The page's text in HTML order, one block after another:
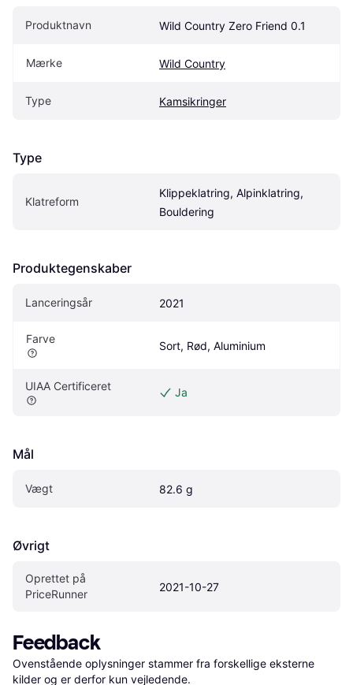
Produktnavn Wild Country Zero Friend 0.1
Mærke Wild Country
Type Kamsikringer
Type
Klatreform
Klippeklatring, Alpinklatring,
Bouldering
Produktegenskaber
Lanceringsår 2021
Farve
Sort, Rød, Aluminium
UIAA Certificeret Ja
Mål
Vægt 82.6 g
Øvrigt
Oprettet på
PriceRunner
2021-10-27
Feedback
Ovenstående oplysninger stammer fra forskellige eksterne
kilder og er derfor kun vejledende.